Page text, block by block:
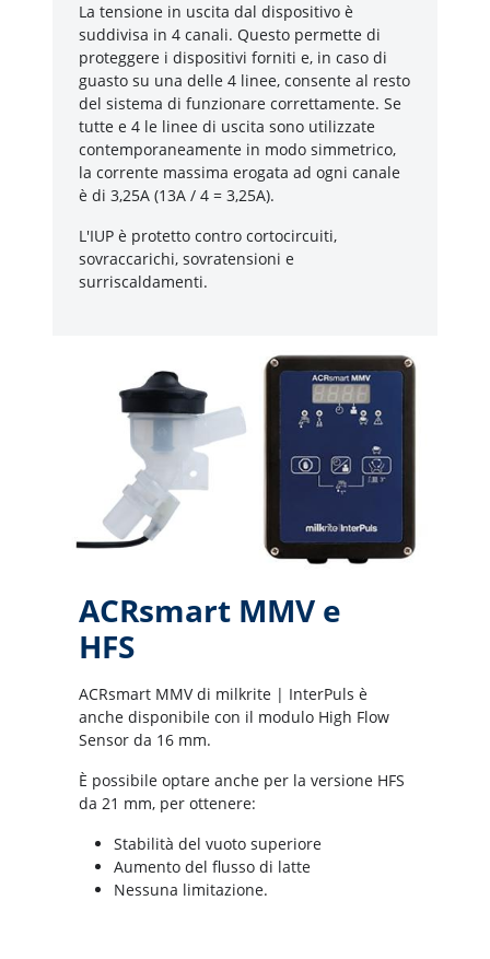
La tensione in uscita dal dispositivo è
suddivisa in 4 canali. Questo permette di
proteggere i dispositivi forniti e, in caso di
guasto su una delle 4 linee, consente al resto
del sistema di funzionare correttamente. Se
tutte e 4 le linee di uscita sono utilizzate
contemporaneamente in modo simmetrico,
la corrente massima erogata ad ogni canale
è di 3,25A (13A / 4 = 3,25A).
L'IUP è protetto contro cortocircuiti,
sovraccarichi, sovratensioni e
surriscaldamenti.
ACRsmart MMV e
HFS
ACRsmart MMV di milkrite | InterPuls è
anche disponibile con il modulo High Flow
Sensor da 16 mm.
È possibile optare anche per la versione HFS
da 21 mm, per ottenere:
Stabilità del vuoto superiore
Aumento del flusso di latte
Nessuna limitazione.